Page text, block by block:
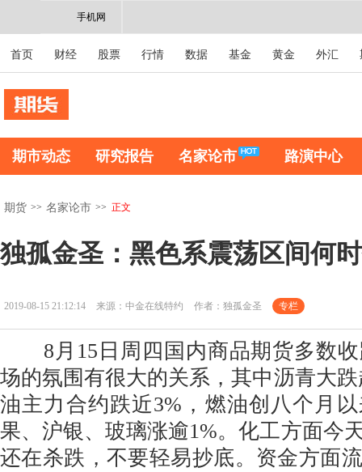
手机网
首页 财经 股票 行情 数据 基金 黄金 外汇
期市动态 研究报告 名家论市 路演中心
期货 >> 名家论市 >> 正文
独孤金圣：黑色系震荡区间何
2019-08-15 21:12:14 来源：中金在线特约 作者：独孤金圣 专栏
8月15日周四国内商品期货多数收
场的氛围有很大的关系，其中沥青大
油主力合约跌近3%，燃油创八个月
果、沪银、玻璃涨逾1%。化工方面今
还在杀跌，不要轻易抄底。资金方面